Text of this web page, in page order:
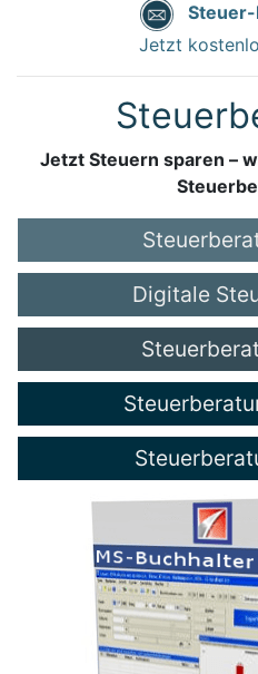
Jetzt
Jetzt Steuern sparen –
Digitale